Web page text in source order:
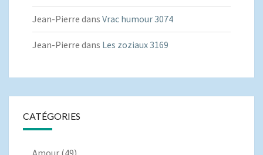
Jean-Pierre dans Vrac humour 3074
Jean-Pierre dans Les zoziaux 3169
CATÉGORIES